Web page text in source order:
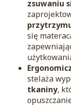
zsuwaniu
się
stelaża
tkaniny,